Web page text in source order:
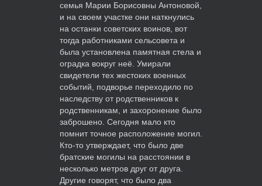
семья Марии Борисовны Антоновой,
и на своем участке они наткнулись
на останки советских воинов, вот
тогда работниками сельсовета и
была установлена памятная стела и
оградка вокруг неё. Умирали
свидетели тех жестоких военных
событий, подворье переходило по
наследству от родственников к
родственникам, и захоронение было
заброшено. Сегодня мало кто
помнит точное расположение могил.
Кто-то утверждает, что было две
братские могилы на расстоянии в
несколько метров друг от друга.
Другие говорят, что было два